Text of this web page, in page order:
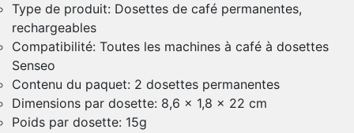
Type de produit: Dosettes de café permanentes,
rechargeables
Compatibilité: Toutes les machines à café à dosettes
Senseo
Contenu du paquet: 2 dosettes permanentes
Dimensions par dosette: 8,6 x 1,8 x 22 cm
Poids par dosette: 15g